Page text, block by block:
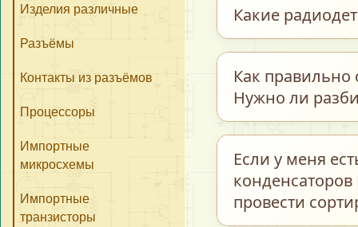
Какие
керамические и
интегральные
и многие другие
бывшие в работе.
Как правильно
Нужно ли
предварительно
полном
Если у меня
провести
Изделия различные
Разъёмы
Контакты из разъёмов
Процессоры
Импортные
микросхемы
Импортные
транзисторы